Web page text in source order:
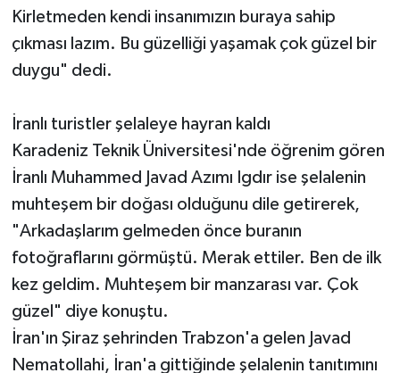
Kirletmeden kendi insanımızın buraya sahip
çıkması lazım. Bu güzelliği yaşamak çok güzel bir
duygu" dedi.
İranlı turistler şelaleye hayran kaldı
Karadeniz Teknik Üniversitesi'nde öğrenim gören
İranlı Muhammed Javad Azımı Igdır ise şelalenin
muhteşem bir doğası olduğunu dile getirerek,
"Arkadaşlarım gelmeden önce buranın
fotoğraflarını görmüştü. Merak ettiler. Ben de ilk
kez geldim. Muhteşem bir manzarası var. Çok
güzel" diye konuştu.
İran'ın Şiraz şehrinden Trabzon'a gelen Javad
Nematollahi, İran'a gittiğinde şelalenin tanıtımını